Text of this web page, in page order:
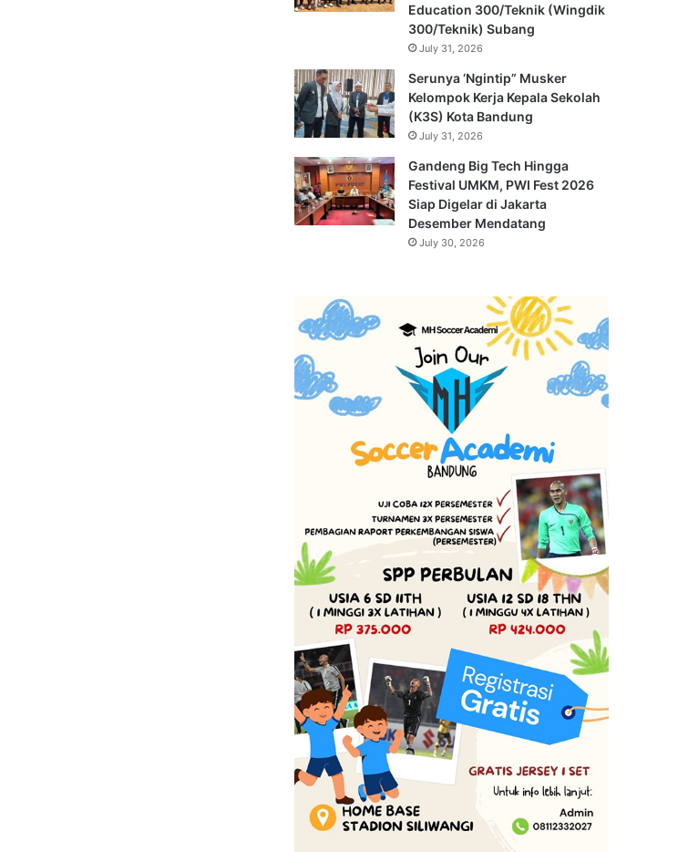
Education 300/Teknik (Wingdik
300/Teknik) Subang
July 31, 2026
Serunya ‘Ngintip” Musker
Kelompok Kerja Kepala Sekolah
(K3S) Kota Bandung
July 31, 2026
Gandeng Big Tech Hingga
Festival UMKM, PWI Fest 2026
Siap Digelar di Jakarta
Desember Mendatang
July 30, 2026